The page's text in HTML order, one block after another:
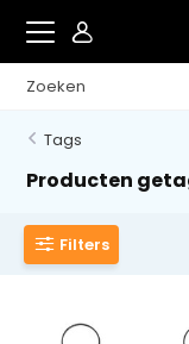
Tags
Producten
Filters